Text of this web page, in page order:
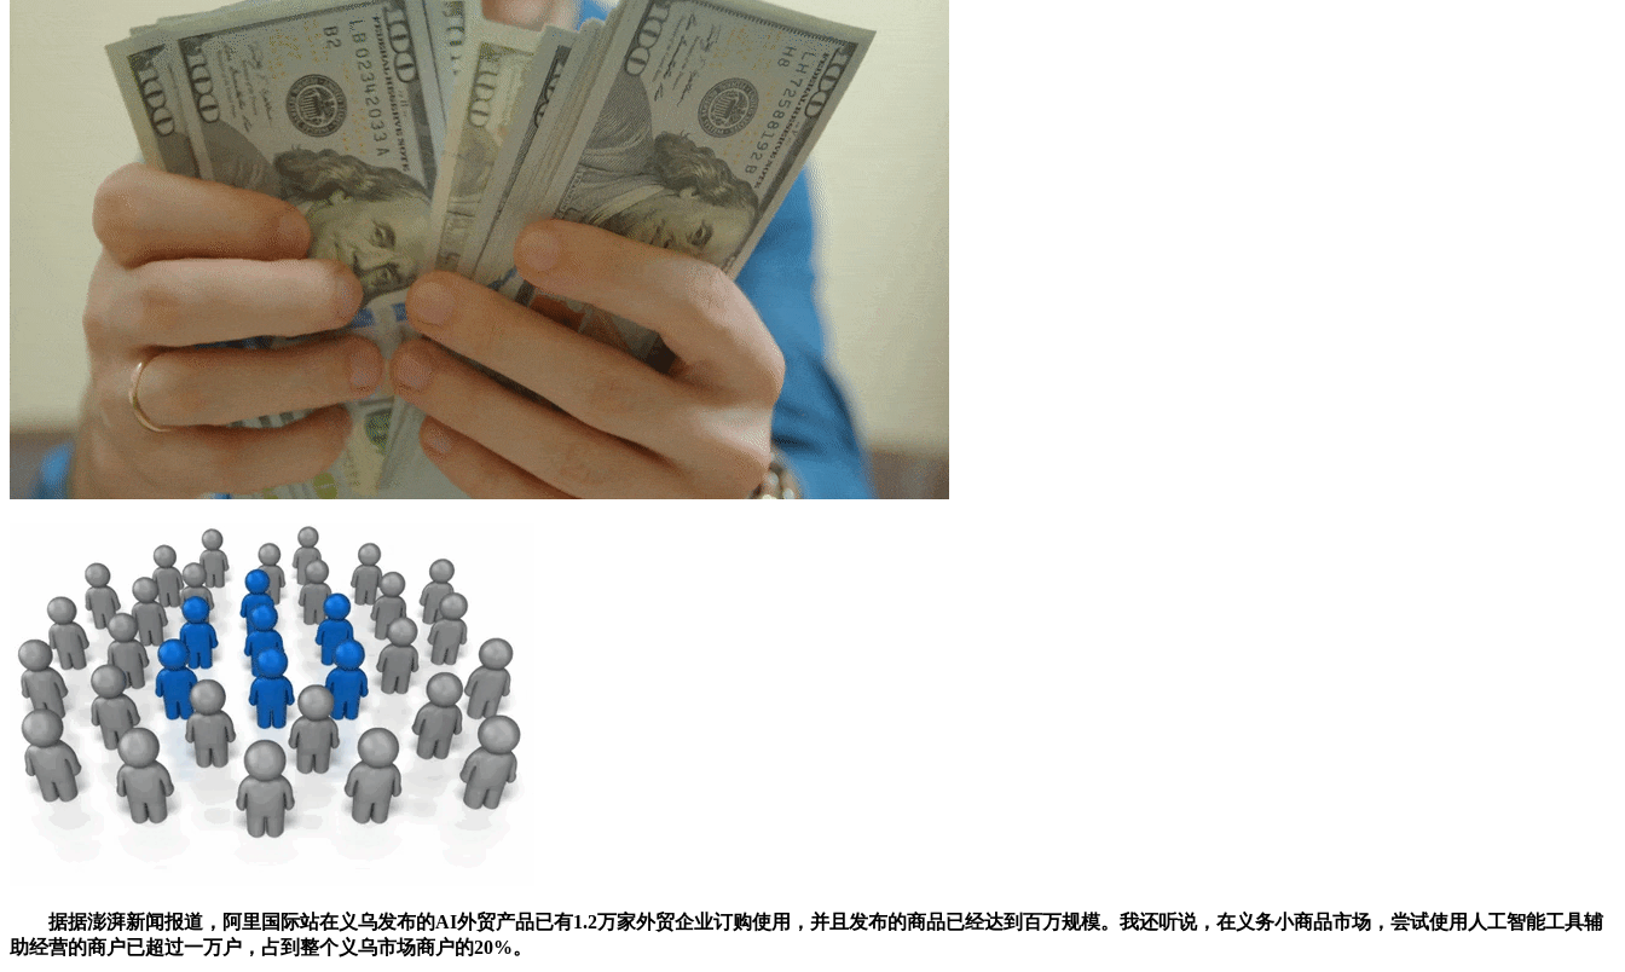
据据澎湃新闻报道，阿里国际站在义乌发布的AI外贸产品已有1.2万家外贸企业订购使用，并且发布的商品已经达到百万规模。我还听说，在义务小商品市场，尝试使用人工智能工具辅
助经营的商户已超过一万户，占到整个义乌市场商户的20%。